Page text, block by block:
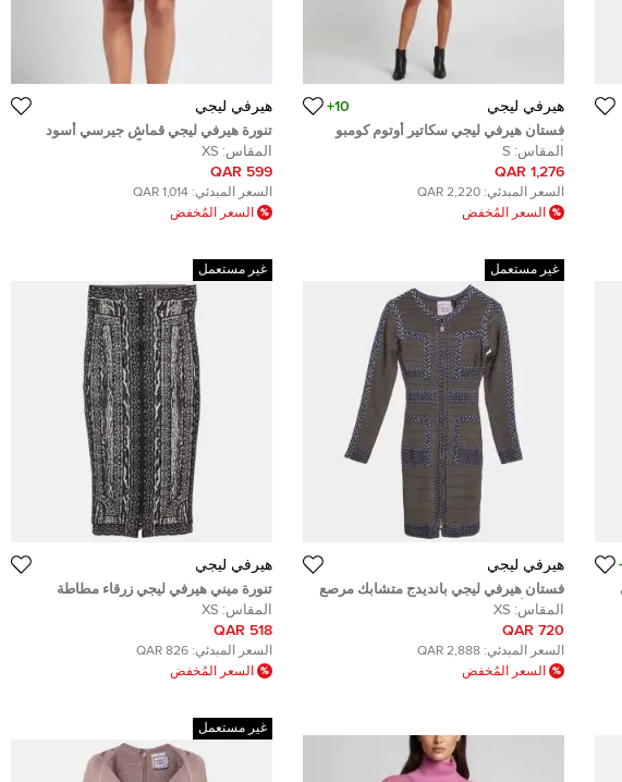
هيرفي ليجي 10+
فستان هيرفي ليجي سكاتير أوتوم كومبو
أميلا تريبيال جاكارد S
المقاس: S
1,276 QAR
السعر المبدئي: 2,220 QAR
السعر المُخفض
هيرفي ليجي
تنورة هيرفي ليجي قماش جيرسي أسود
قصيرة مقاس صغير جداً - إكس سمول
المقاس: XS
599 QAR
السعر المبدئي: 1,014 QAR
السعر المُخفض
غير مستعمل
هيرفي ليجي
فستان هيرفي ليجي بانديدج متشابك مرصع
رمادي/أزرق كاسلين مقاس صغير جدًا
المقاس: XS
720 QAR
السعر المبدئي: 2,888 QAR
السعر المُخفض
غير مستعمل
هيرفي ليجي
تنورة ميني هيرفي ليجي زرقاء مطاطة
متماسكة مقاس متوسط
المقاس: XS
518 QAR
السعر المبدئي: 826 QAR
السعر المُخفض
غير مستعمل